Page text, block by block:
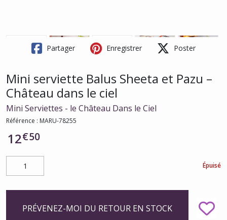
Partager Enregistrer Poster
Mini serviette Balus Sheeta et Pazu –
Château dans le ciel
Mini Serviettes - le Château Dans le Ciel
Référence : MARU-78255
12€50
Épuisé
PRÉVENEZ-MOI DU RETOUR EN STOCK